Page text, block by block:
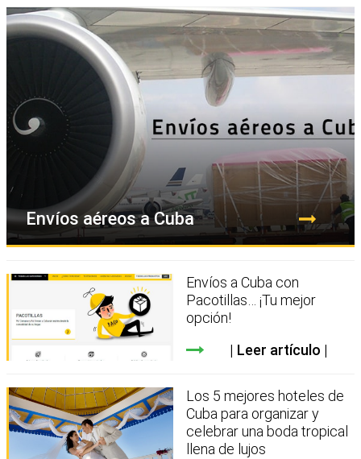
Envíos aéreos a Cuba
Envíos a Cuba con
Pacotillas… ¡Tu mejor
opción!
Leer artículo
Los 5 mejores hoteles de
Cuba para organizar y
celebrar una boda tropical
llena de lujos